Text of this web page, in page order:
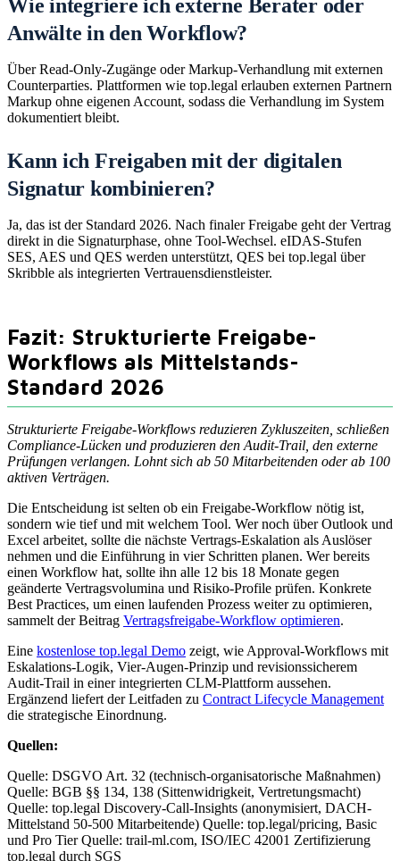
Wie integriere ich externe Berater oder
Anwälte in den Workflow?
Über Read-Only-Zugänge oder Markup-Verhandlung mit externen
Counterparties. Plattformen wie top.legal erlauben externen Partnern
Markup ohne eigenen Account, sodass die Verhandlung im System
dokumentiert bleibt.
Kann ich Freigaben mit der digitalen
Signatur kombinieren?
Ja, das ist der Standard 2026. Nach finaler Freigabe geht der Vertrag
direkt in die Signaturphase, ohne Tool-Wechsel. eIDAS-Stufen
SES, AES und QES werden unterstützt, QES bei top.legal über
Skribble als integrierten Vertrauensdienstleister.
Fazit: Strukturierte Freigabe-
Workflows als Mittelstands-
Standard 2026
Strukturierte Freigabe-Workflows reduzieren Zykluszeiten, schließen
Compliance-Lücken und produzieren den Audit-Trail, den externe
Prüfungen verlangen. Lohnt sich ab 50 Mitarbeitenden oder ab 100
aktiven Verträgen.
Die Entscheidung ist selten ob ein Freigabe-Workflow nötig ist,
sondern wie tief und mit welchem Tool. Wer noch über Outlook und
Excel arbeitet, sollte die nächste Vertrags-Eskalation als Auslöser
nehmen und die Einführung in vier Schritten planen. Wer bereits
einen Workflow hat, sollte ihn alle 12 bis 18 Monate gegen
geänderte Vertragsvolumina und Risiko-Profile prüfen. Konkrete
Best Practices, um einen laufenden Prozess weiter zu optimieren,
sammelt der Beitrag Vertragsfreigabe-Workflow optimieren.
Eine kostenlose top.legal Demo zeigt, wie Approval-Workflows mit
Eskalations-Logik, Vier-Augen-Prinzip und revisionssicherem
Audit-Trail in einer integrierten CLM-Plattform aussehen.
Ergänzend liefert der Leitfaden zu Contract Lifecycle Management
die strategische Einordnung.
Quellen:
Quelle: DSGVO Art. 32 (technisch-organisatorische Maßnahmen)
Quelle: BGB §§ 134, 138 (Sittenwidrigkeit, Vertretungsmacht)
Quelle: top.legal Discovery-Call-Insights (anonymisiert, DACH-
Mittelstand 50-500 Mitarbeitende) Quelle: top.legal/pricing, Basic
und Pro Tier Quelle: trail-ml.com, ISO/IEC 42001 Zertifizierung
top.legal durch SGS